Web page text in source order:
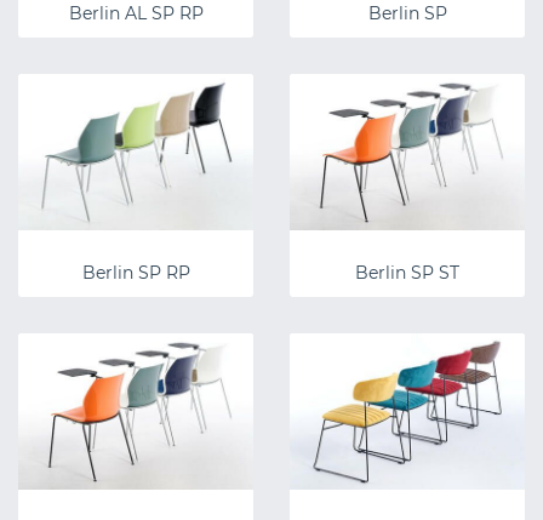
Berlin AL SP RP Berlin SP
Berlin SP RP Berlin SP ST